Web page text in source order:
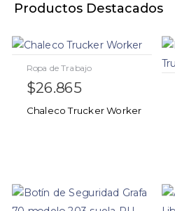
Productos Destacados
Ropa de Trabajo
$26.865
Chaleco Trucker Worker